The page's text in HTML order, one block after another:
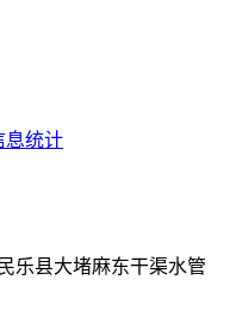
息统计
乐县大堵麻东干渠水管